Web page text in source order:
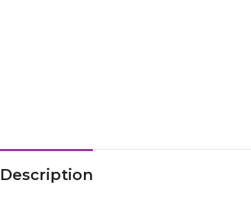
Description